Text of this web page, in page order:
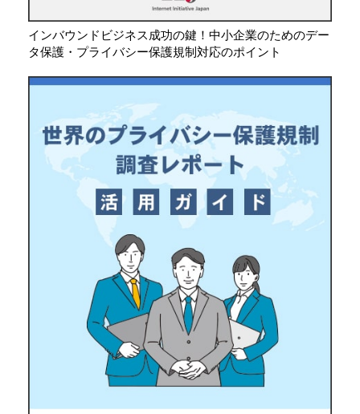
インバウンドビジネス成功の鍵！中小企業のためのデー
タ保護・プライバシー保護規制対応のポイント